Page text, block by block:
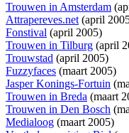
Trouwen in Amsterdam
Attrapereves.net(april
Fonstival (april 2005)
Trouwen in Tilburg (april
Trouwstad (april 2005)
Fuzzyfaces (maart 2005)
Jasper Konings-Fortuin
Trouwen in Breda (maart
Trouwen in Den Bosch
Medialoog (maart 2005)